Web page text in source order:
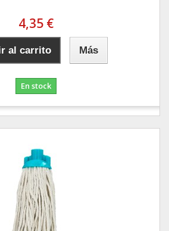
4,35 €
al carrito Más
En stock